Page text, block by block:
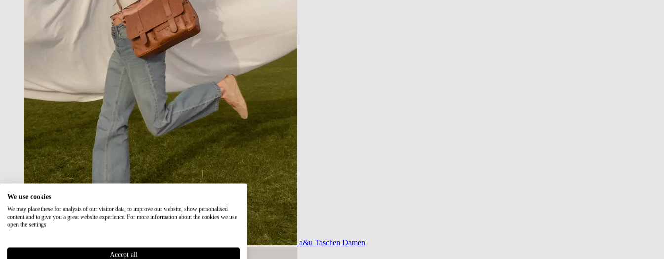
a&u Taschen Damen
We use cookies
We may place these for analysis of our visitor data, to improve our website, show personalised
content and to give you a great website experience. For more information about the cookies we use
open the settings.
Accept all